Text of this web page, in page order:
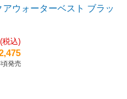
アウォーターベスト ブラッ
(税込)
発売